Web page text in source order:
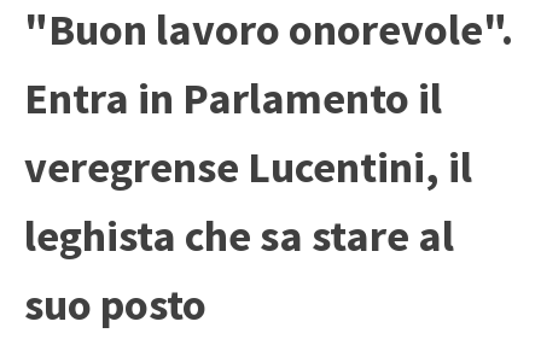
"Buon lavoro onorevole".
Entra in Parlamento il
veregrense Lucentini, il
leghista che sa stare al
suo posto